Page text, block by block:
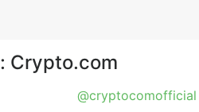
Crypto.com
@cryptocomofficial